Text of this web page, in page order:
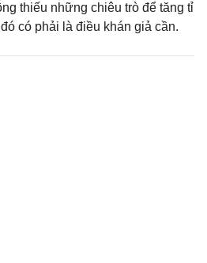
thiếu những chiêu trò để tăng tỉ
có phải là điều khán giả cần.